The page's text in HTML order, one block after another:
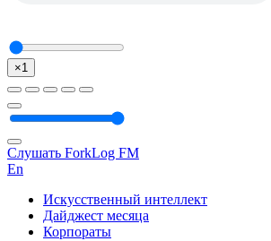
×1
Слушать ForkLog FM
En
Искусственный интеллект
Дайджест месяца
Корпораты